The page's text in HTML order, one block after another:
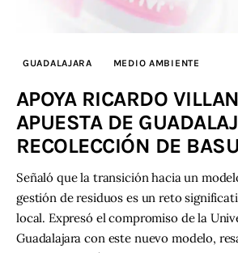
GUADALAJARA MEDIO AMBIENTE
APOYA RICARDO
APUESTA DE
RECOLECCIÓN DE
Señaló que la transición hacia un
gestión de residuos es un reto
local. Expresó el compromiso de la
Guadalajara con este nuevo modelo,